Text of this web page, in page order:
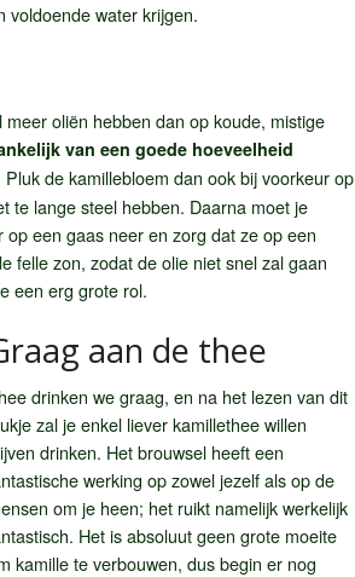
voldoende water krijgen.
oliën hebben dan op koude, mistige
van een goede hoeveelheid
de kamillebloem dan ook bij voorkeur op
te lange steel hebben. Daarna moet je
een gaas neer en zorg dat ze op een
felle zon, zodat de olie niet snel zal gaan
een erg grote rol.
aan de thee
drinken we graag, en na het lezen van dit
zal je enkel liever kamillethee willen
drinken. Het brouwsel heeft een
werking op zowel jezelf als op de
om je heen; het ruikt namelijk werkelijk
Het is absoluut geen grote moeite
kamille te verbouwen, dus begin er nog